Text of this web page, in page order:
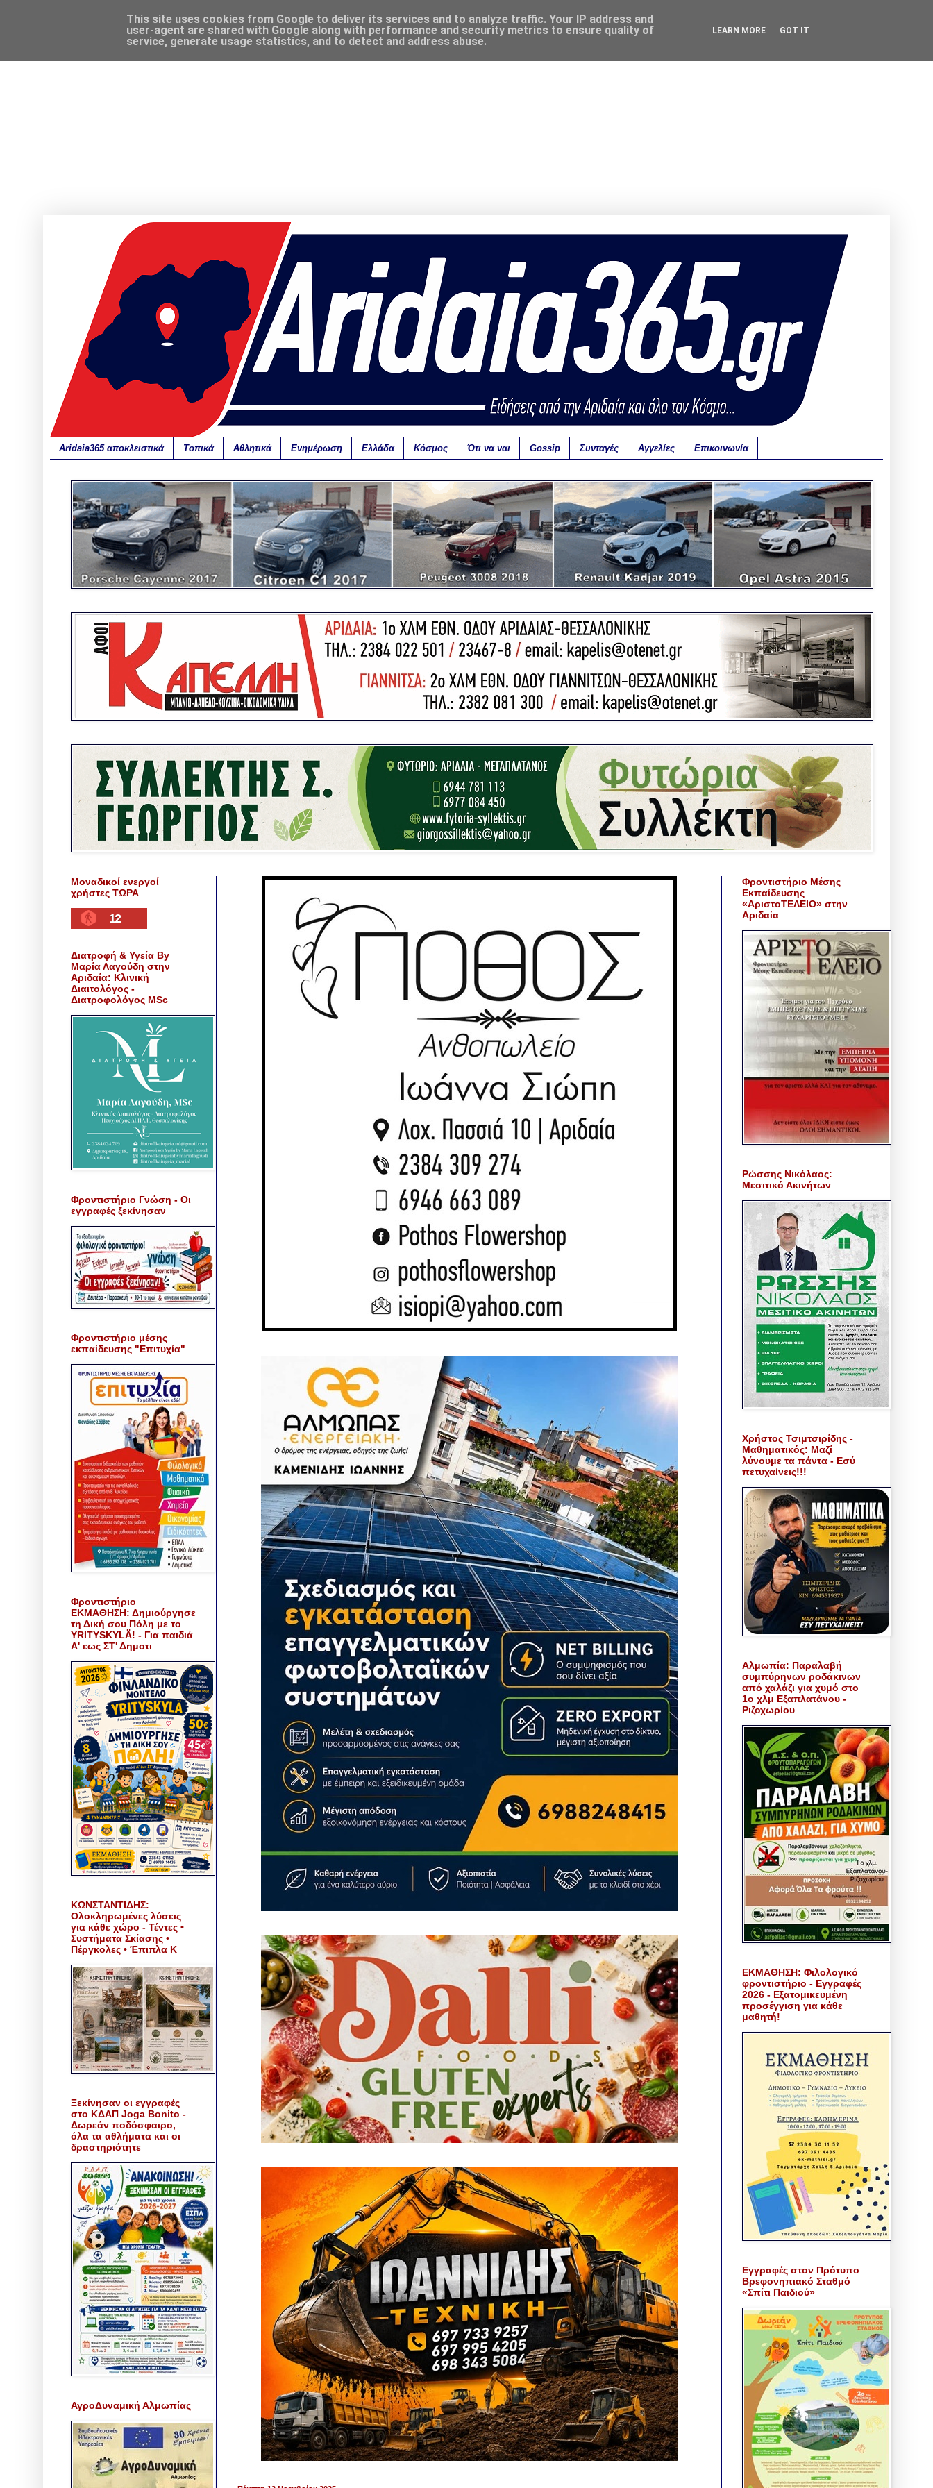
Aridaia365 αποκλειστικά Τοπικά Αθλητικά Ενημέρωση Ελλάδα Κόσμος Ότι να ναι Gossip Συνταγές Αγγελίες Επικοινωνία
Μοναδικοί ενεργοί
χρήστες ΤΩΡΑ
12
Διατροφή & Υγεία By
Μαρία Λαγούδη στην
Αριδαία: Κλινική
Διαιτολόγος -
Διατροφολόγος MSc
Φροντιστήριο Γνώση - Οι
εγγραφές ξεκίνησαν
Φροντιστήριο μέσης
εκπαίδευσης "Επιτυχία"
Φροντιστήριο
ΕΚΜΑΘΗΣΗ: Δημιούργησε
τη Δική σου Πόλη με το
YRITYSKYLÄ! - Για παιδιά
Α' εως ΣΤ' Δημοτι
ΚΩΝΣΤΑΝΤΙΔΗΣ:
Ολοκληρωμένες λύσεις
για κάθε χώρο - Τέντες •
Συστήματα Σκίασης •
Πέργκολες • Έπιπλα Κ
Ξεκίνησαν οι εγγραφές
στο ΚΔΑΠ Joga Bonito -
Δωρεάν ποδόσφαιρο,
όλα τα αθλήματα και οι
δραστηριότητε
ΑγροΔυναμική Αλμωπίας
Φροντιστήριο Μέσης
Εκπαίδευσης
«ΑριστοΤΕΛΕΙΟ» στην
Αριδαία
Ρώσσης Νικόλαος:
Μεσιτικό Ακινήτων
Χρήστος Τσιμτσιρίδης -
Μαθηματικός: Μαζί
λύνουμε τα πάντα - Εσύ
πετυχαίνεις!!!
Αλμωπία: Παραλαβή
συμπύρηνων ροδάκινων
από χαλάζι για χυμό στο
1ο χλμ Εξαπλατάνου -
Ριζοχωρίου
ΕΚΜΑΘΗΣΗ: Φιλολογικό
φροντιστήριο - Εγγραφές
2026 - Εξατομικευμένη
προσέγγιση για κάθε
μαθητή!
Εγγραφές στον Πρότυπο
Βρεφονηπιακό Σταθμό
«Σπίτι Παιδιού»
This site uses cookies from Google to deliver its services and to analyze traffic. Your IP address and
user-agent are shared with Google along with performance and security metrics to ensure quality of
service, generate usage statistics, and to detect and address abuse.
LEARN MORE GOT IT